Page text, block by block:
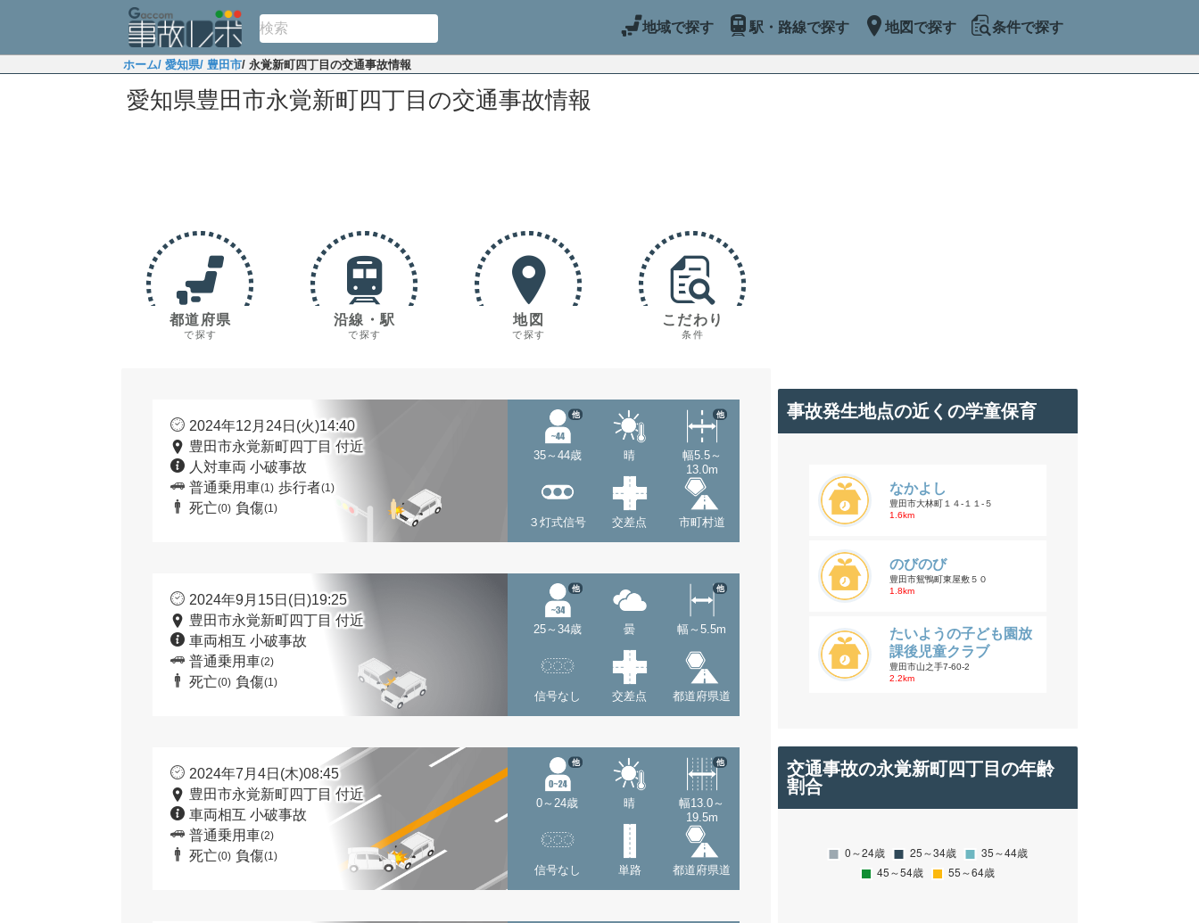
地域で探す 駅・路線で探す 地図で探す 条件で探す
ホーム/ 愛知県/ 豊田市/ 永覚新町四丁目の交通事故情報
愛知県豊田市永覚新町四丁目の交通事故情報
都道府県
で探す
沿線・駅
で探す
地図
で探す
こだわり
条件
2024年12月24日(火)14:40
豊田市永覚新町四丁目 付近
人対車両 小破事故
普通乗用車(1) 歩行者(1)
死亡(0) 負傷(1)
35～44歳
他
晴
幅5.5～
13.0m
他
３灯式信号 交差点 市町村道
2024年9月15日(日)19:25
豊田市永覚新町四丁目 付近
車両相互 小破事故
普通乗用車(2)
死亡(0) 負傷(1)
25～34歳
他
曇 幅～5.5m
他
信号なし 交差点 都道府県道
2024年7月4日(木)08:45
豊田市永覚新町四丁目 付近
車両相互 小破事故
普通乗用車(2)
死亡(0) 負傷(1)
0～24歳
他
晴
幅13.0～
19.5m
他
信号なし 単路 都道府県道
事故発生地点の近くの学童保育
なかよし
豊田市大林町１４-１１-５
1.6km
のびのび
豊田市鴛鴨町東屋敷５０
1.8km
たいようの子ども園放
課後児童クラブ
豊田市山之手7-60-2
2.2km
交通事故の永覚新町四丁目の年齢
割合